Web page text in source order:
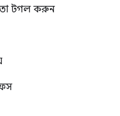
টগল করুন